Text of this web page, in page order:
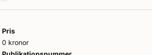
Pris
0 kronor